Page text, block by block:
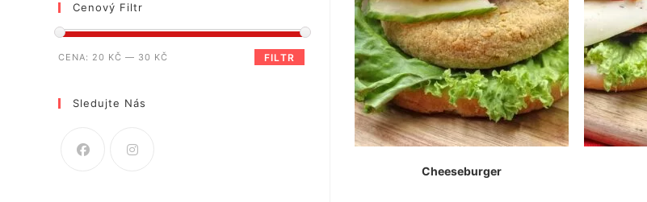
Cheeseburger
Cenový Filtr
Minimální
Maximální
FILTR
CENA: 20 KČ — 30 KČ
Sledujte Nás